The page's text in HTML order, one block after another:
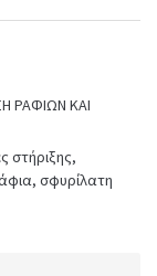
ΡΑΦΙΩΝ ΚΑΙ
στήριξης,
, σφυρίλατη